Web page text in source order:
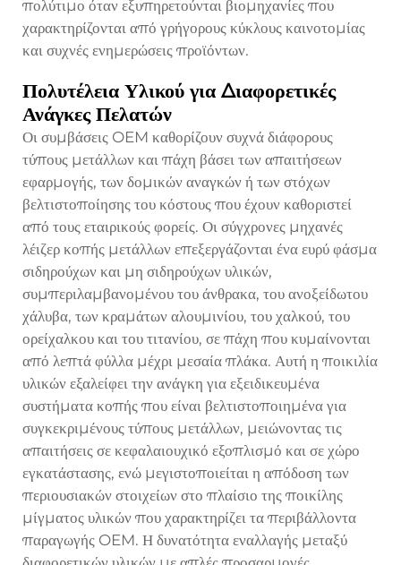
πολύτιμο όταν εξυπηρετούνται βιομηχανίες που
χαρακτηρίζονται από γρήγορους κύκλους καινοτομίας
και συχνές ενημερώσεις προϊόντων.
Πολυτέλεια Υλικού για Διαφορετικές
Ανάγκες Πελατών
Οι συμβάσεις OEM καθορίζουν συχνά διάφορους
τύπους μετάλλων και πάχη βάσει των απαιτήσεων
εφαρμογής, των δομικών αναγκών ή των στόχων
βελτιστοποίησης του κόστους που έχουν καθοριστεί
από τους εταιρικούς φορείς. Οι σύγχρονες μηχανές
λέιζερ κοπής μετάλλων επεξεργάζονται ένα ευρύ φάσμα
σιδηρούχων και μη σιδηρούχων υλικών,
συμπεριλαμβανομένου του άνθρακα, του ανοξείδωτου
χάλυβα, των κραμάτων αλουμινίου, του χαλκού, του
ορείχαλκου και του τιτανίου, σε πάχη που κυμαίνονται
από λεπτά φύλλα μέχρι μεσαία πλάκα. Αυτή η ποικιλία
υλικών εξαλείφει την ανάγκη για εξειδικευμένα
συστήματα κοπής που είναι βελτιστοποιημένα για
συγκεκριμένους τύπους μετάλλων, μειώνοντας τις
απαιτήσεις σε κεφαλαιουχικό εξοπλισμό και σε χώρο
εγκατάστασης, ενώ μεγιστοποιείται η απόδοση των
περιουσιακών στοιχείων στο πλαίσιο της ποικίλης
μίγματος υλικών που χαρακτηρίζει τα περιβάλλοντα
παραγωγής OEM. Η δυνατότητα εναλλαγής μεταξύ